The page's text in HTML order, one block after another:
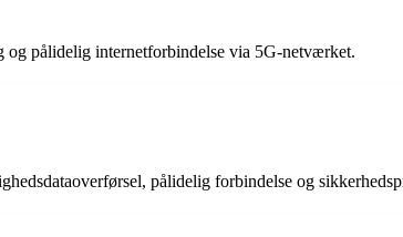
og pålidelig internetforbindelse via 5G-netværket.
pålidelig forbindelse og